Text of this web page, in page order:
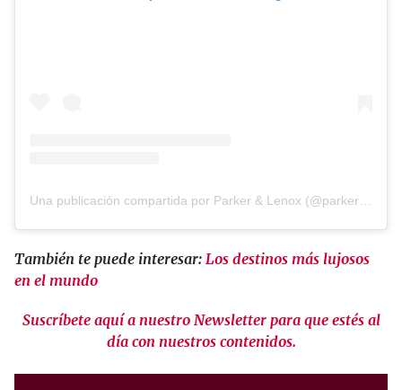
También te puede interesar: Los destinos más lujosos
en el mundo
Suscríbete aquí a nuestro Newsletter para que estés al
día con nuestros contenidos.